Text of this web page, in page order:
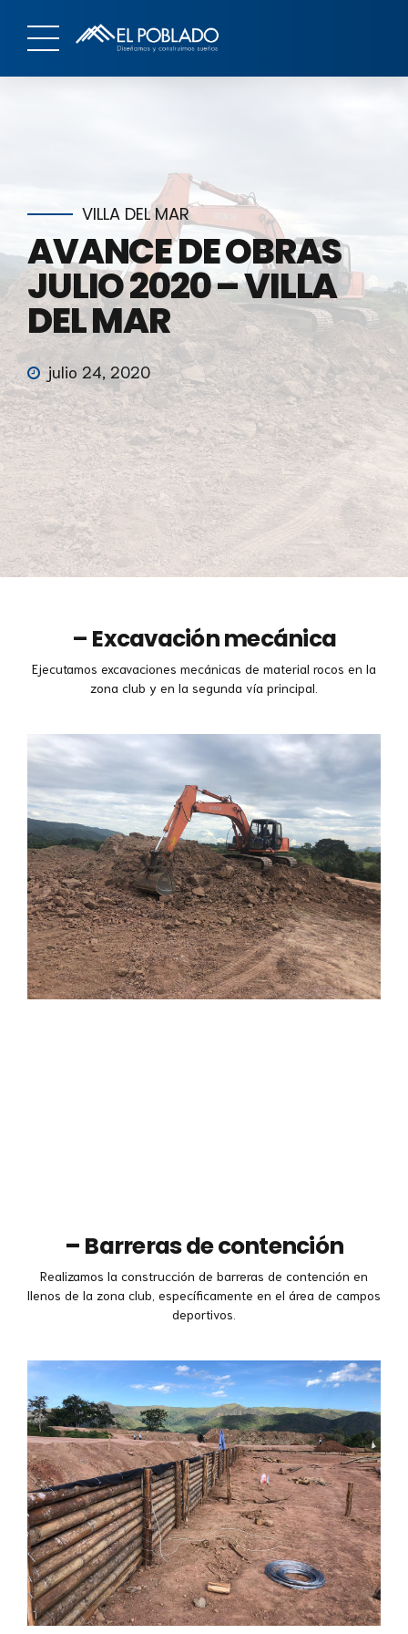
VILLA DEL MAR
AVANCE DE OBRAS
JULIO 2020 – VILLA
DEL MAR
julio 24, 2020
– Excavación mecánica
Ejecutamos excavaciones mecánicas de material rocos en la
zona club y en la segunda vía principal.
– Barreras de contención
Realizamos la construcción de barreras de contención en
llenos de la zona club, específicamente en el área de campos
deportivos.